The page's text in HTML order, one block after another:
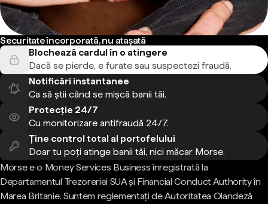
Securitate încorporată, nu atașată
Blochează cardul în o atingere
Dacă se pierde, e furate sau suspectezi fraudă.
Notificări instantanee
Ca să știi când se mișcă banii tăi.
Protecție 24/7
Cu monitorizare antifraudă 24/7.
Ține control total al portofelului
Doar tu poți atinge banii tăi, nici măcar Morse.
Morse e o Money Services Business înregistrată la
Departamentul Trezoreriei SUA și Financial Conduct Authority în
Marea Britanie. Suntem reglementați de Autoritatea Olandeză